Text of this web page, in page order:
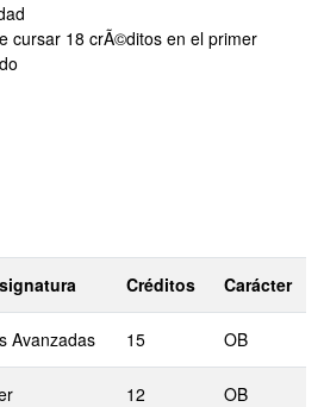
cursar 18 crÃ©ditos en el primer
Créditos Carácter
Avanzadas 15 OB
12 OB